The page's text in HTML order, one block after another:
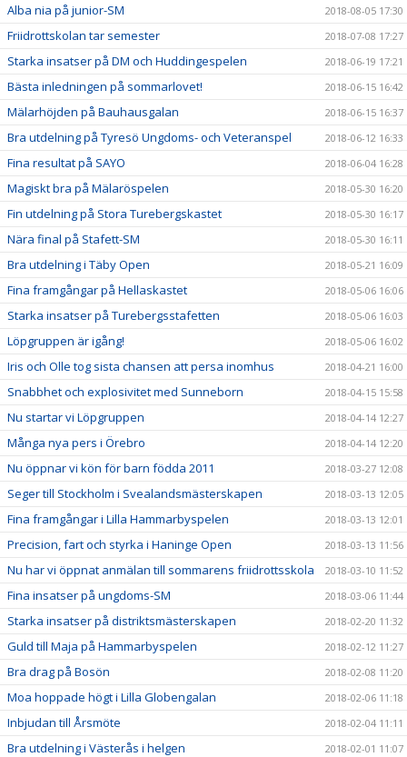
Alba nia på junior-SM 2018-08-05 17:30
Friidrottskolan tar semester 2018-07-08 17:27
Starka insatser på DM och Huddingespelen 2018-06-19 17:21
Bästa inledningen på sommarlovet! 2018-06-15 16:42
Mälarhöjden på Bauhausgalan 2018-06-15 16:37
Bra utdelning på Tyresö Ungdoms- och Veteranspel 2018-06-12 16:33
Fina resultat på SAYO 2018-06-04 16:28
Magiskt bra på Mälaröspelen 2018-05-30 16:20
Fin utdelning på Stora Turebergskastet 2018-05-30 16:17
Nära final på Stafett-SM 2018-05-30 16:11
Bra utdelning i Täby Open 2018-05-21 16:09
Fina framgångar på Hellaskastet 2018-05-06 16:06
Starka insatser på Turebergsstafetten 2018-05-06 16:03
Löpgruppen är igång! 2018-05-06 16:02
Iris och Olle tog sista chansen att persa inomhus 2018-04-21 16:00
Snabbhet och explosivitet med Sunneborn 2018-04-15 15:58
Nu startar vi Löpgruppen 2018-04-14 12:27
Många nya pers i Örebro 2018-04-14 12:20
Nu öppnar vi kön för barn födda 2011 2018-03-27 12:08
Seger till Stockholm i Svealandsmästerskapen 2018-03-13 12:05
Fina framgångar i Lilla Hammarbyspelen 2018-03-13 12:01
Precision, fart och styrka i Haninge Open 2018-03-13 11:56
Nu har vi öppnat anmälan till sommarens friidrottsskola 2018-03-10 11:52
Fina insatser på ungdoms-SM 2018-03-06 11:44
Starka insatser på distriktsmästerskapen 2018-02-20 11:32
Guld till Maja på Hammarbyspelen 2018-02-12 11:27
Bra drag på Bosön 2018-02-08 11:20
Moa hoppade högt i Lilla Globengalan 2018-02-06 11:18
Inbjudan till Årsmöte 2018-02-04 11:11
Bra utdelning i Västerås i helgen 2018-02-01 11:07